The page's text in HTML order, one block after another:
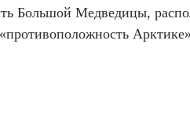
Большой Медведицы,